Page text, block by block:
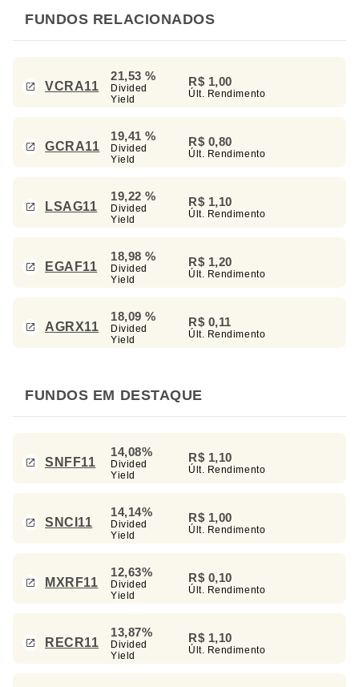
FUNDOS RELACIONADOS
VCRA11
21,53 %
Divided
Yield
R$ 1,00
Últ. Rendimento
GCRA11
19,41 %
Divided
Yield
R$ 0,80
Últ. Rendimento
LSAG11
19,22 %
Divided
Yield
R$ 1,10
Últ. Rendimento
EGAF11
18,98 %
Divided
Yield
R$ 1,20
Últ. Rendimento
AGRX11
18,09 %
Divided
Yield
R$ 0,11
Últ. Rendimento
FUNDOS EM DESTAQUE
SNFF11
14,08%
Divided
Yield
R$ 1,10
Últ. Rendimento
SNCI11
14,14%
Divided
Yield
R$ 1,00
Últ. Rendimento
MXRF11
12,63%
Divided
Yield
R$ 0,10
Últ. Rendimento
RECR11
13,87%
Divided
Yield
R$ 1,10
Últ. Rendimento